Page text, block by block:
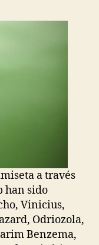
a través
han sido
Vinicius,
Odriozola,
Benzema,